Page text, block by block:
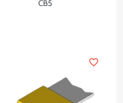
CB5
favorite_border